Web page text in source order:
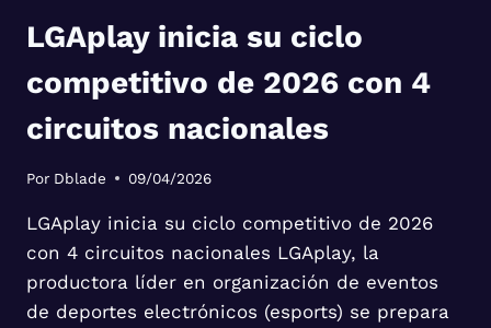
LGAplay inicia su ciclo
competitivo de 2026 con 4
circuitos nacionales
Por Dblade 09/04/2026
LGAplay inicia su ciclo competitivo de 2026
con 4 circuitos nacionales LGAplay, la
productora líder en organización de eventos
de deportes electrónicos (esports) se prepara